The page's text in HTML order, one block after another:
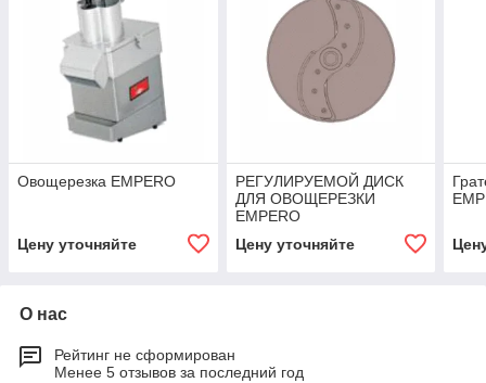
Овощерезка EMPERO
Цену уточняйте
РЕГУЛИРУЕМОЙ ДИСК
ДЛЯ ОВОЩЕРЕЗКИ
EMPERO
Цену уточняйте
О нас
Рейтинг не сформирован
Менее 5 отзывов за последний год